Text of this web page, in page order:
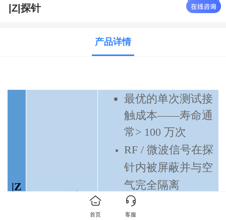
|Z|探针
产品详情
|Z
最优的单次测试接
触成本——寿命通
常> 100 万次
RF / 微波信号在探
针内被屏蔽并与空
气完全隔离
在真空环境和
首页 客服